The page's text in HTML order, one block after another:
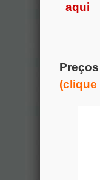
aqui
(clique